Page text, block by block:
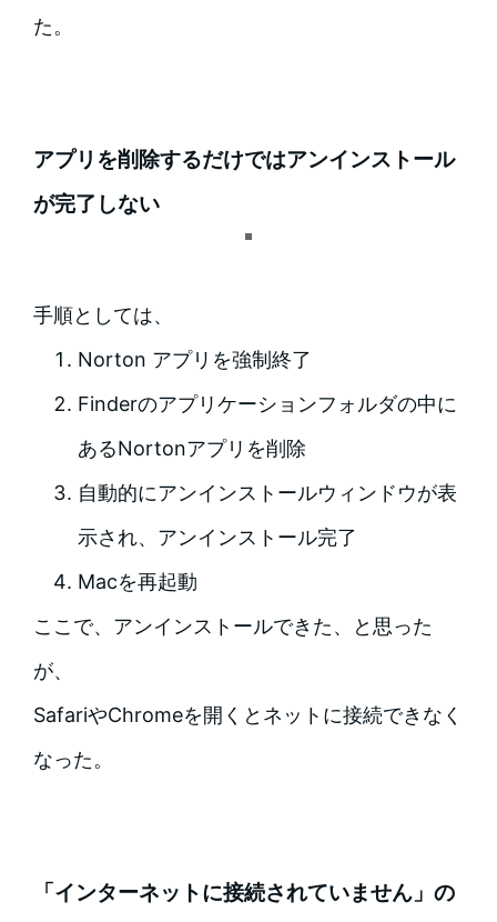
た。
アプリを削除するだけではアンインストール
が完了しない
手順としては、
Norton アプリを強制終了
Finderのアプリケーションフォルダの中に
あるNortonアプリを削除
自動的にアンインストールウィンドウが表
示され、アンインストール完了
Macを再起動
ここで、アンインストールできた、と思った
が、
SafariやChromeを開くとネットに接続できなく
なった。
「インターネットに接続されていません」の